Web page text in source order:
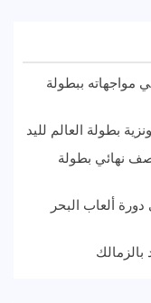
مواجهاته ببطولة
بطولة العالم لليد
نهائي بطولة
ولاعبة في دورة ألعاب البحر
بالزمالك